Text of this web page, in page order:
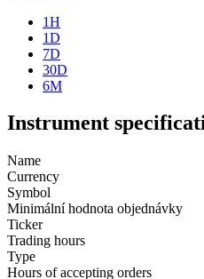
1H
1D
7D
30D
6M
Instrument
Name
Currency
Symbol
Minimální hodnota objednávky
Ticker
Trading hours
Type
Hours of accepting orders